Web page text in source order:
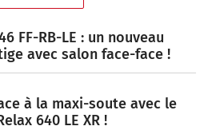
FF-RB-LE : un nouveau
avec salon face-face !
à la maxi-soute avec le
640 LE XR !